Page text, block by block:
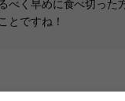
べく早めに食べ切った
とですね！